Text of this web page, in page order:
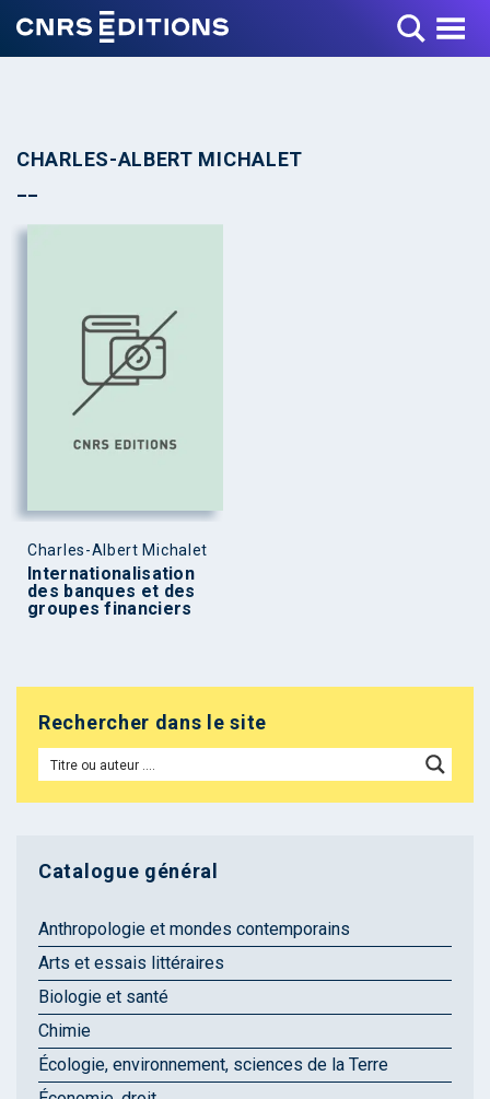
Toggle Menu
CHARLES-ALBERT MICHALET
Charles-Albert Michalet
Internationalisation
des banques et des
groupes financiers
Rechercher dans le site
Catalogue général
Anthropologie et mondes contemporains
Arts et essais littéraires
Biologie et santé
Chimie
Écologie, environnement, sciences de la Terre